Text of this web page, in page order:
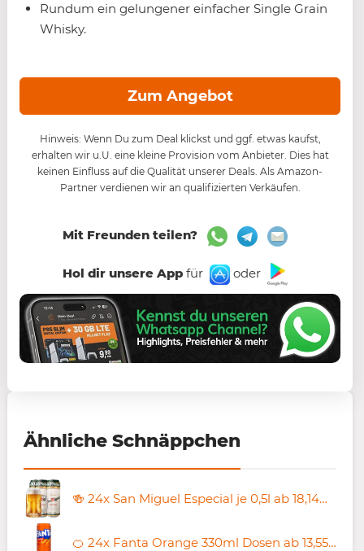
Rundum ein gelungener einfacher Single Grain
Whisky.
Zum Angebot
Hinweis: Wenn Du zum Deal klickst und ggf. etwas kaufst,
erhalten wir u.U. eine kleine Provision vom Anbieter. Dies hat
keinen Einfluss auf die Qualität unserer Deals. Als Amazon-
Partner verdienen wir an qualifizierten Verkäufen.
Mit Freunden teilen?
Hol dir unsere Appfür oder
Ähnliche Schnäppchen
🍻 24x San Miguel Especial je 0,5l ab 18,14€ (statt 24€) – nur 0,75€ pro Dose
🍊 24x Fanta Orange 330ml Dosen ab 13,55€ (statt 23€) – nur 0,56/Dose